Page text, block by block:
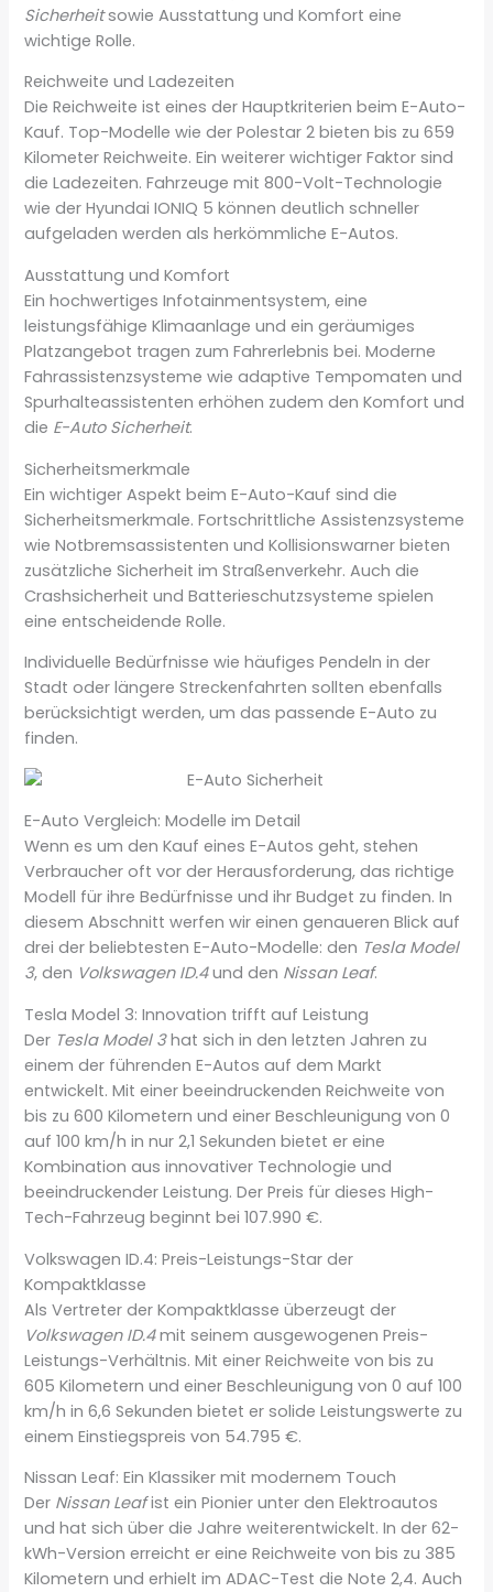
Sicherheitsowie Ausstattung und Komfort eine
wichtige Rolle.
Reichweite und Ladezeiten
Die Reichweite ist eines der Hauptkriterien beim E-Auto-
Kauf. Top-Modelle wie der Polestar 2 bieten bis zu 659
Kilometer Reichweite. Ein weiterer wichtiger Faktor sind
die Ladezeiten. Fahrzeuge mit 800-Volt-Technologie
wie der Hyundai IONIQ 5 können deutlich schneller
aufgeladen werden als herkömmliche E-Autos.
Ausstattung und Komfort
Ein hochwertiges Infotainmentsystem, eine
leistungsfähige Klimaanlage und ein geräumiges
Platzangebot tragen zum Fahrerlebnis bei. Moderne
Fahrassistenzsysteme wie adaptive Tempomaten und
Spurhalteassistenten erhöhen zudem den Komfort und
die E-Auto Sicherheit.
Sicherheitsmerkmale
Ein wichtiger Aspekt beim E-Auto-Kauf sind die
Sicherheitsmerkmale. Fortschrittliche Assistenzsysteme
wie Notbremsassistenten und Kollisionswarner bieten
zusätzliche Sicherheit im Straßenverkehr. Auch die
Crashsicherheit und Batterieschutzsysteme spielen
eine entscheidende Rolle.
Individuelle Bedürfnisse wie häufiges Pendeln in der
Stadt oder längere Streckenfahrten sollten ebenfalls
berücksichtigt werden, um das passende E-Auto zu
finden.
E-Auto Vergleich: Modelle im Detail
Wenn es um den Kauf eines E-Autos geht, stehen
Verbraucher oft vor der Herausforderung, das richtige
Modell für ihre Bedürfnisse und ihr Budget zu finden. In
diesem Abschnitt werfen wir einen genaueren Blick auf
drei der beliebtesten E-Auto-Modelle: den Tesla Model
3, den Volkswagen ID.4und den Nissan Leaf.
Tesla Model 3: Innovation trifft auf Leistung
Der Tesla Model 3hat sich in den letzten Jahren zu
einem der führenden E-Autos auf dem Markt
entwickelt. Mit einer beeindruckenden Reichweite von
bis zu 600 Kilometern und einer Beschleunigung von 0
auf 100 km/h in nur 2,1 Sekunden bietet er eine
Kombination aus innovativer Technologie und
beeindruckender Leistung. Der Preis für dieses High-
Tech-Fahrzeug beginnt bei 107.990 €.
Volkswagen ID.4: Preis-Leistungs-Star der
Kompaktklasse
Als Vertreter der Kompaktklasse überzeugt der
Volkswagen ID.4mit seinem ausgewogenen Preis-
Leistungs-Verhältnis. Mit einer Reichweite von bis zu
605 Kilometern und einer Beschleunigung von 0 auf 100
km/h in 6,6 Sekunden bietet er solide Leistungswerte zu
einem Einstiegspreis von 54.795 €.
Nissan Leaf: Ein Klassiker mit modernem Touch
Der Nissan Leafist ein Pionier unter den Elektroautos
und hat sich über die Jahre weiterentwickelt. In der 62-
kWh-Version erreicht er eine Reichweite von bis zu 385
Kilometern und erhielt im ADAC-Test die Note 2,4. Auch